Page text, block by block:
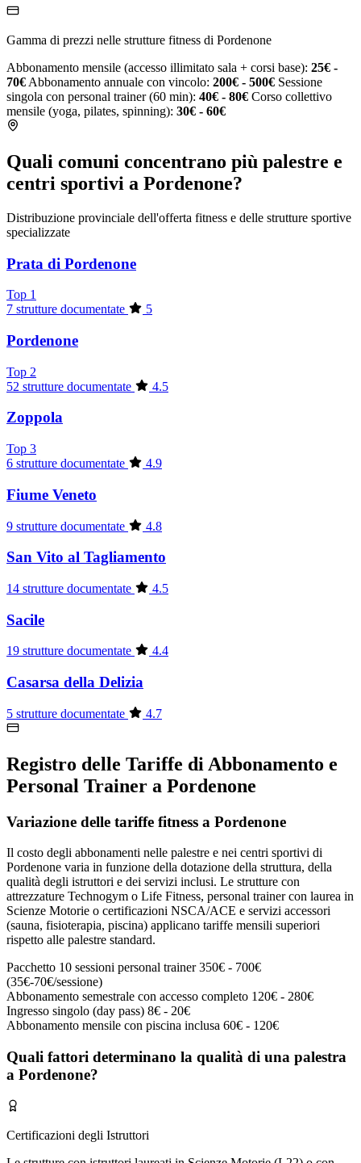
Gamma di prezzi nelle strutture fitness di Pordenone
Abbonamento mensile (accesso illimitato sala + corsi base): 25€ -
70€ Abbonamento annuale con vincolo: 200€ - 500€ Sessione
singola con personal trainer (60 min): 40€ - 80€ Corso collettivo
mensile (yoga, pilates, spinning): 30€ - 60€
Quali comuni concentrano più palestre e
centri sportivi a Pordenone?
Distribuzione provinciale dell'offerta fitness e delle strutture sportive
specializzate
Prata di Pordenone
Top 1
7 strutture documentate
5
Pordenone
Top 2
52 strutture documentate
4.5
Zoppola
Top 3
6 strutture documentate
4.9
Fiume Veneto
9 strutture documentate 4.8
San Vito al Tagliamento
14 strutture documentate 4.5
Sacile
19 strutture documentate 4.4
Casarsa della Delizia
5 strutture documentate 4.7
Registro delle Tariffe di Abbonamento e
Personal Trainer a Pordenone
Variazione delle tariffe fitness a Pordenone
Il costo degli abbonamenti nelle palestre e nei centri sportivi di
Pordenone varia in funzione della dotazione della struttura, della
qualità degli istruttori e dei servizi inclusi. Le strutture con
attrezzature Technogym o Life Fitness, personal trainer con laurea in
Scienze Motorie o certificazioni NSCA/ACE e servizi accessori
(sauna, fisioterapia, piscina) applicano tariffe mensili superiori
rispetto alle palestre standard.
Pacchetto 10 sessioni personal trainer 350€ - 700€
(35€-70€/sessione)
Abbonamento semestrale con accesso completo 120€ - 280€
Ingresso singolo (day pass) 8€ - 20€
Abbonamento mensile con piscina inclusa 60€ - 120€
Quali fattori determinano la qualità di una palestra
a Pordenone?
Certificazioni degli Istruttori